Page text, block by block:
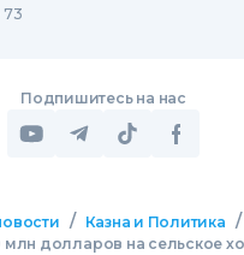
73
Подпишитесь на нас
/ Казна и Политика /
долларов на сельское